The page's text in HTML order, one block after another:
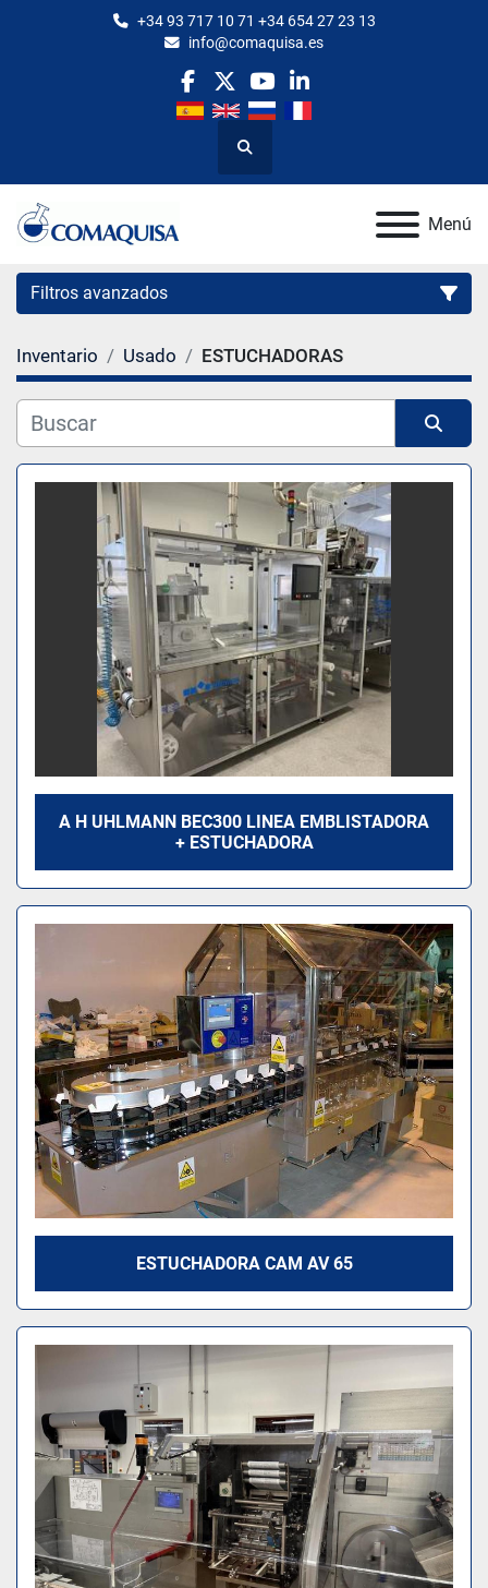
+34 93 717 10 71 +34 654 27 23 13
info@comaquisa.es
facebook
twitteryoutubelinkedin
Buscar
Menú
Filtros avanzados
Categoría
Fabricante
Inventario Usado ESTUCHADORAS
Ordenar por
A H UHLMANN BEC300 LINEA EMBLISTADORA
+ ESTUCHADORA
ESTUCHADORA CAM AV 65